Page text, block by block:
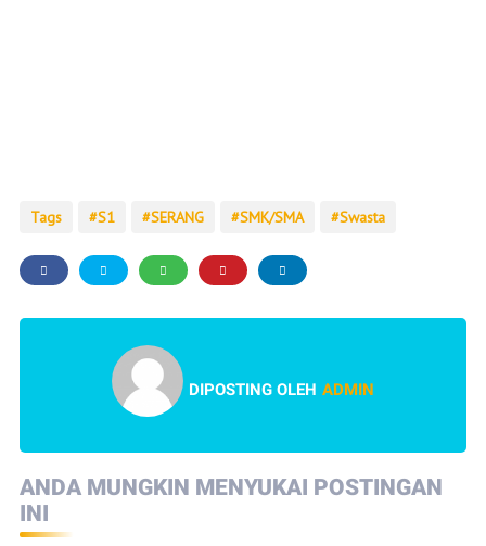
Tags S1 SERANG SMK/SMA Swasta
DIPOSTING OLEH ADMIN
ANDA MUNGKIN MENYUKAI POSTINGAN
INI